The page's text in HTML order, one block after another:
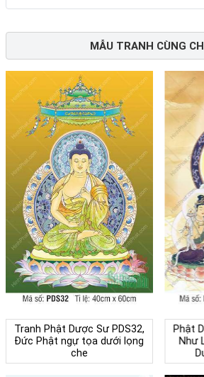
MẪU TRANH CÙNG
Tranh Phật Dược Sư PDS32,
Đức Phật ngự tọa dưới lọng
che
Phật
Như